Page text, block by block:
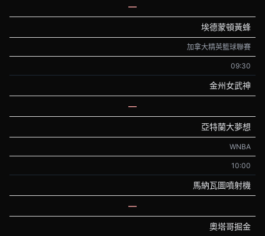
—
埃德蒙頓黃蜂
加拿大精英籃球聯賽
09:30
金州女武神
—
亞特蘭大夢想
WNBA
10:00
馬納瓦圖噴射機
—
奧塔哥掘金